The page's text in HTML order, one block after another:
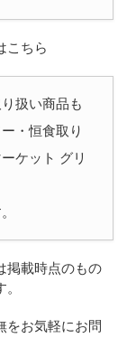
こちら
扱い商品も
・恒食取り
ケット グリ
掲載時点のもの
をお気軽にお問